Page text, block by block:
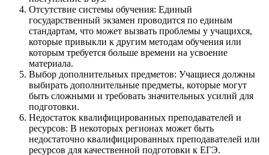
Отсутствие системы обучения: Единый
государственный экзамен проводится по единым
стандартам, что может вызвать проблемы у учащихся,
которые привыкли к другим методам обучения или
которым требуется больше времени на усвоение
материала.
Выбор дополнительных предметов: Учащиеся должны
выбирать дополнительные предметы, которые могут
быть сложными и требовать значительных усилий для
подготовки.
Недостаток квалифицированных преподавателей и
ресурсов: В некоторых регионах может быть
недостаточно квалифицированных преподавателей или
ресурсов для качественной подготовки к ЕГЭ.